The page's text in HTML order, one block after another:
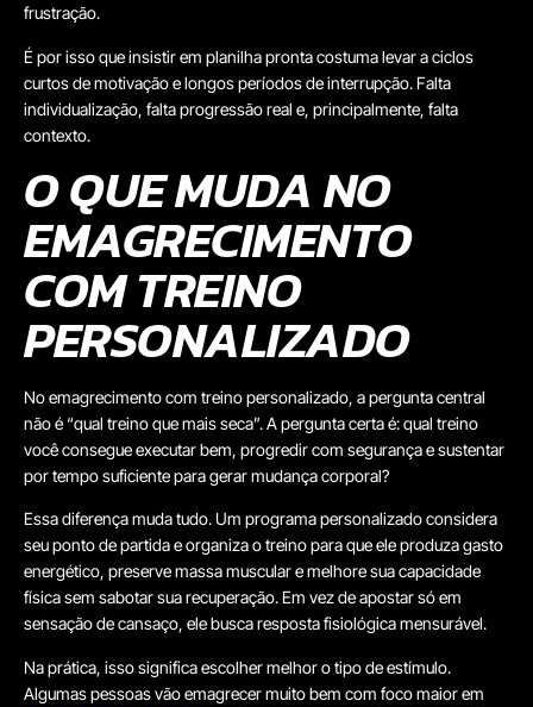
frustração.
É por isso que insistir em planilha pronta costuma levar a ciclos
curtos de motivação e longos períodos de interrupção. Falta
individualização, falta progressão real e, principalmente, falta
contexto.
O QUE MUDA NO
EMAGRECIMENTO
COM TREINO
PERSONALIZADO
No emagrecimento com treino personalizado, a pergunta central
não é “qual treino que mais seca”. A pergunta certa é: qual treino
você consegue executar bem, progredir com segurança e sustentar
por tempo suficiente para gerar mudança corporal?
Essa diferença muda tudo. Um programa personalizado considera
seu ponto de partida e organiza o treino para que ele produza gasto
energético, preserve massa muscular e melhore sua capacidade
física sem sabotar sua recuperação. Em vez de apostar só em
sensação de cansaço, ele busca resposta fisiológica mensurável.
Na prática, isso significa escolher melhor o tipo de estímulo.
Algumas pessoas vão emagrecer muito bem com foco maior em